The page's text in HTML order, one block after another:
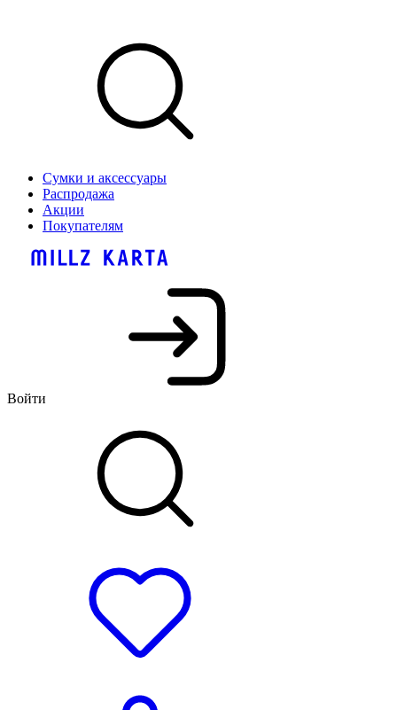
Сумки и аксессуары
Распродажа
Акции
Покупателям
Войти